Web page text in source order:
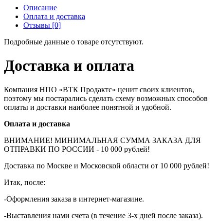
Описание
Оплата и доставка
Отзывы [0]
Подробные данные о товаре отсутствуют.
Доставка и оплата
Компания НПО «ВТК Продактс» ценит своих клиентов,
поэтому мы постарались сделать схему возможных способов
оплаты и доставки наиболее понятной и удобной.
Оплата и доставка
ВНИМАНИЕ! МИНИМАЛЬНАЯ СУММА ЗАКАЗА ДЛЯ
ОТПРАВКИ ПО РОССИИ - 10 000 рублей!
Доставка по Москве и Московской области от 10 000 рублей!
Итак, после:
-Оформления заказа в интернет-магазине.
-Выставления нами счета (в течение 3-х дней после заказа).